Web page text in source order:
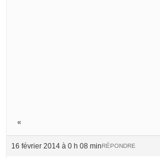
«
16 février 2014 à 0 h 08 minRÉPONDRE